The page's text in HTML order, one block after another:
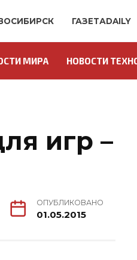
ГАЗЕТАDAILY
МИРА НОВОСТИ
игр –
ОПУБЛИКОВАНО
01.05.2015